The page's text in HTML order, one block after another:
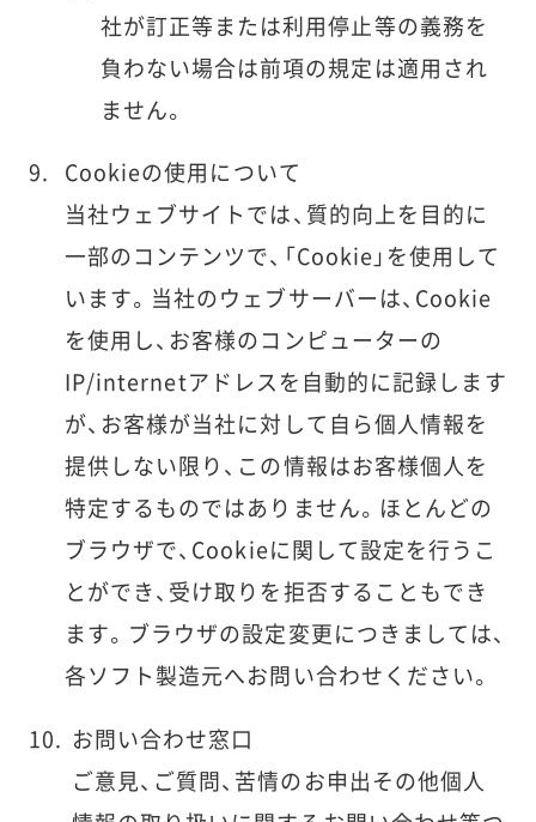
社が訂正等または利用停止等の義務を
負わない場合は前項の規定は適用され
ません。
Cookieの使用について
当社ウェブサイトでは、質的向上を目的に
一部のコンテンツで、「Cookie」を使用して
います。当社のウェブサーバーは、Cookie
を使用し、お客様のコンピューターの
IP/internetアドレスを自動的に記録します
が、お客様が当社に対して自ら個人情報を
提供しない限り、この情報はお客様個人を
特定するものではありません。ほとんどの
ブラウザで、Cookieに関して設定を行うこ
とができ、受け取りを拒否することもでき
ます。ブラウザの設定変更につきましては、
各ソフト製造元へお問い合わせください。
お問い合わせ窓口
ご意見、ご質問、苦情のお申出その他個人